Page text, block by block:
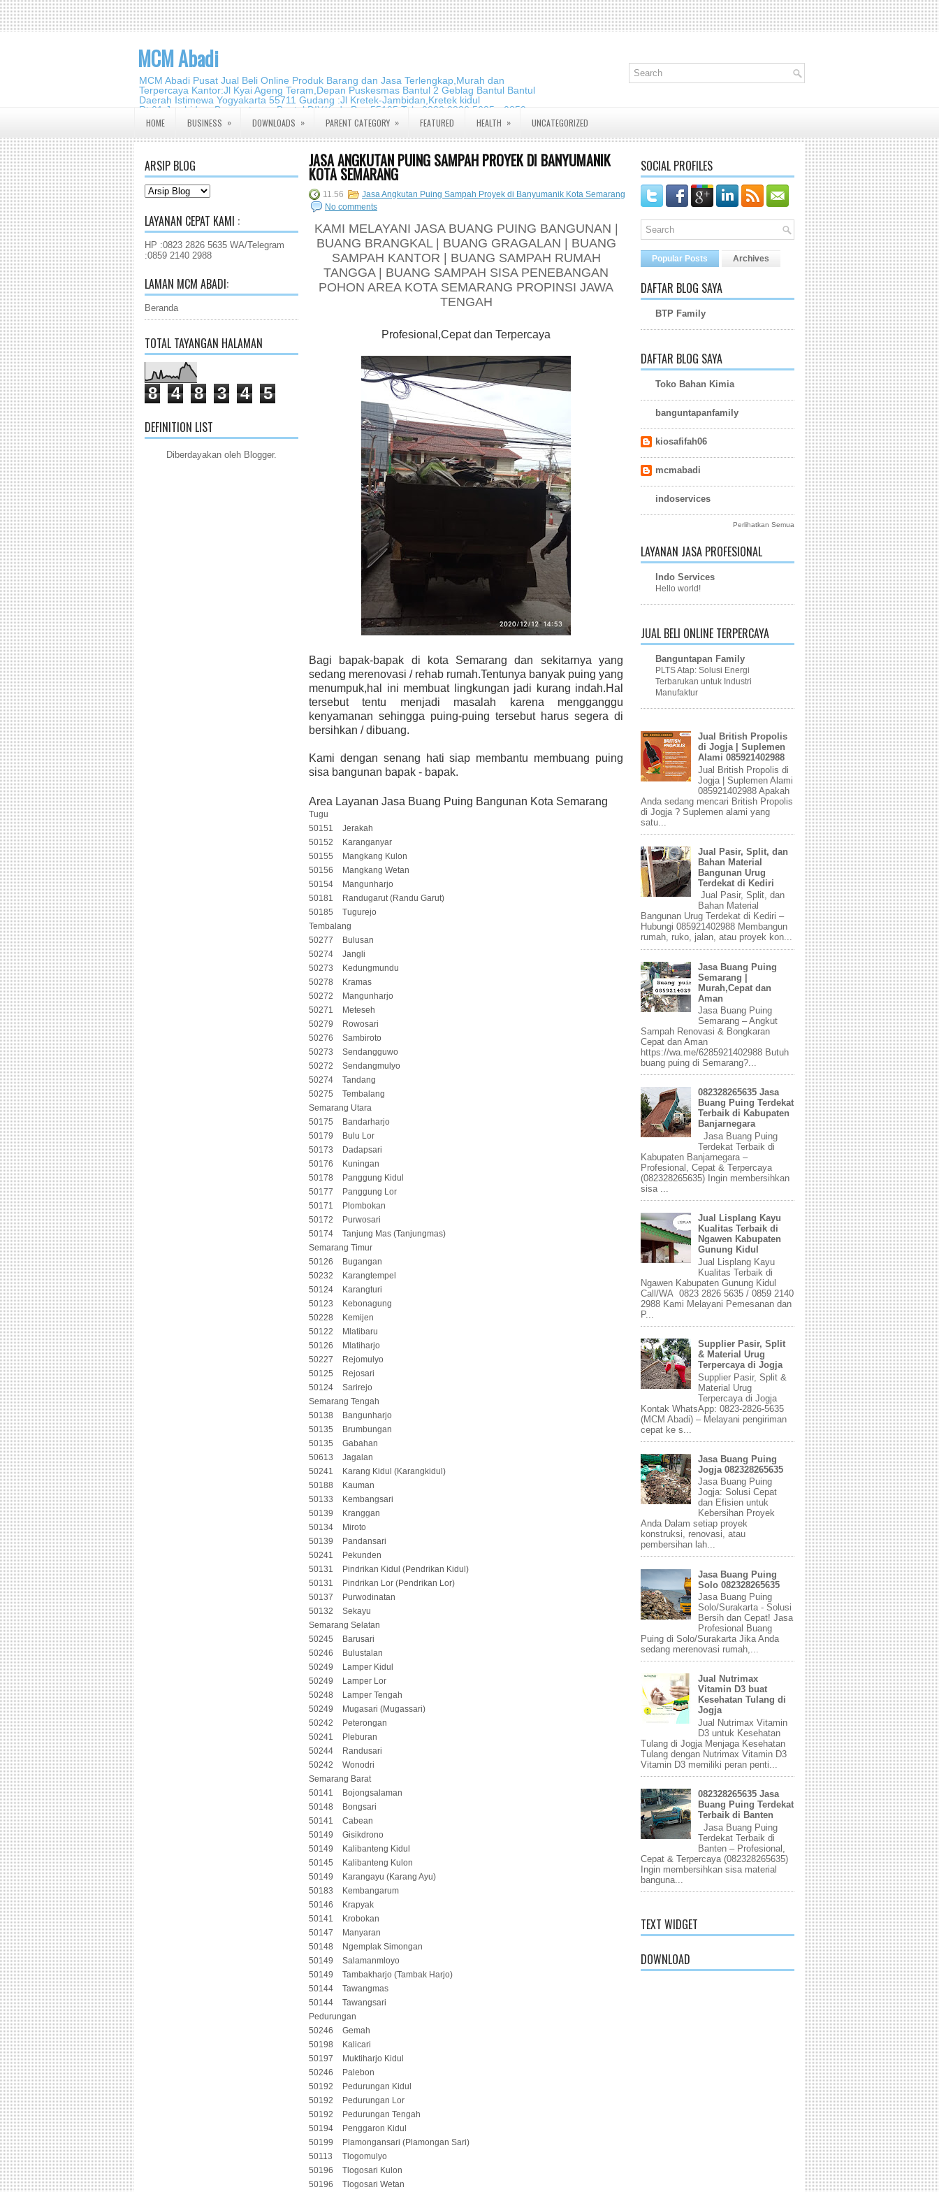
MCM Abadi
MCM Abadi Pusat Jual Beli Online Produk Barang dan Jasa Terlengkap,Murah dan
Terpercaya Kantor:Jl Kyai Ageng Teram,Depan Puskesmas Bantul 2 Geblag Bantul Bantul
Daerah Istimewa Yogyakarta 55711 Gudang :Jl Kretek-Jambidan,Kretek kidul
Rt.01,Jambidan, Banguntapan,Bantul,DIY.Kode Pos:55195 Telp:0823 2826 5635 - 0859
2140 2988
HOME BUSINESS » DOWNLOADS » PARENT CATEGORY » FEATURED HEALTH » UNCATEGORIZED
ARSIP BLOG
LAYANAN CEPAT KAMI :
HP :0823 2826 5635 WA/Telegram
:0859 2140 2988
LAMAN MCM ABADI:
Beranda
TOTAL TAYANGAN HALAMAN
8 4 8 3 4 5
DEFINITION LIST
Diberdayakan oleh Blogger.
JASA ANGKUTAN PUING SAMPAH PROYEK DI BANYUMANIK
KOTA SEMARANG
11.56
Jasa Angkutan Puing Sampah Proyek di Banyumanik Kota Semarang
No comments
KAMI MELAYANI JASA BUANG PUING BANGUNAN |
BUANG BRANGKAL | BUANG GRAGALAN | BUANG
SAMPAH KANTOR | BUANG SAMPAH RUMAH
TANGGA | BUANG SAMPAH SISA PENEBANGAN
POHON AREA KOTA SEMARANG PROPINSI JAWA
TENGAH
Profesional,Cepat dan Terpercaya
Bagi bapak-bapak di kota Semarang dan sekitarnya yang
sedang merenovasi / rehab rumah.Tentunya banyak puing yang
menumpuk,hal ini membuat lingkungan jadi kurang indah.Hal
tersebut tentu menjadi masalah karena mengganggu
kenyamanan sehingga puing-puing tersebut harus segera di
bersihkan / dibuang.
Kami dengan senang hati siap membantu membuang puing
sisa bangunan bapak - bapak.
Area Layanan Jasa Buang Puing Bangunan Kota Semarang
Tugu
50151
Jerakah
50152
Karanganyar
50155
Mangkang Kulon
50156
Mangkang Wetan
50154
Mangunharjo
50181
Randugarut (Randu Garut)
50185
Tugurejo
Tembalang
50277
Bulusan
50274
Jangli
50273
Kedungmundu
50278
Kramas
50272
Mangunharjo
50271
Meteseh
50279
Rowosari
50276
Sambiroto
50273
Sendangguwo
50272
Sendangmulyo
50274
Tandang
50275
Tembalang
Semarang Utara
50175
Bandarharjo
50179
Bulu Lor
50173
Dadapsari
50176
Kuningan
50178
Panggung Kidul
50177
Panggung Lor
50171
Plombokan
50172
Purwosari
50174
Tanjung Mas (Tanjungmas)
Semarang Timur
50126
Bugangan
50232
Karangtempel
50124
Karangturi
50123
Kebonagung
50228
Kemijen
50122
Mlatibaru
50126
Mlatiharjo
50227
Rejomulyo
50125
Rejosari
50124
Sarirejo
Semarang Tengah
50138
Bangunharjo
50135
Brumbungan
50135
Gabahan
50613
Jagalan
50241
Karang Kidul (Karangkidul)
50188
Kauman
50133
Kembangsari
50139
Kranggan
50134
Miroto
50139
Pandansari
50241
Pekunden
50131
Pindrikan Kidul (Pendrikan Kidul)
50131
Pindrikan Lor (Pendrikan Lor)
50137
Purwodinatan
50132
Sekayu
Semarang Selatan
50245
Barusari
50246
Bulustalan
50249
Lamper Kidul
50249
Lamper Lor
50248
Lamper Tengah
50249
Mugasari (Mugassari)
50242
Peterongan
50241
Pleburan
50244
Randusari
50242
Wonodri
Semarang Barat
50141
Bojongsalaman
50148
Bongsari
50141
Cabean
50149
Gisikdrono
50149
Kalibanteng Kidul
50145
Kalibanteng Kulon
50149
Karangayu (Karang Ayu)
50183
Kembangarum
50146
Krapyak
50141
Krobokan
50147
Manyaran
50148
Ngemplak Simongan
50149
Salamanmloyo
50149
Tambakharjo (Tambak Harjo)
50144
Tawangmas
50144
Tawangsari
Pedurungan
50246
Gemah
50198
Kalicari
50197
Muktiharjo Kidul
50246
Palebon
50192
Pedurungan Kidul
50192
Pedurungan Lor
50192
Pedurungan Tengah
50194
Penggaron Kidul
50199
Plamongansari (Plamongan Sari)
50113
Tlogomulyo
50196
Tlogosari Kulon
50196
Tlogosari Wetan
SOCIAL PROFILES
Popular Posts Archives
DAFTAR BLOG SAYA
BTP Family
DAFTAR BLOG SAYA
Toko Bahan Kimia
banguntapanfamily
kiosafifah06
mcmabadi
indoservices
Perlihatkan Semua
LAYANAN JASA PROFESIONAL
Indo Services
Hello world!
JUAL BELI ONLINE TERPERCAYA
Banguntapan Family
PLTS Atap: Solusi Energi
Terbarukan untuk Industri
Manufaktur
Jual British Propolis
di Jogja | Suplemen
Alami 085921402988
Jual British Propolis di
Jogja | Suplemen Alami
085921402988 Apakah
Anda sedang mencari British Propolis
di Jogja ? Suplemen alami yang
satu...
Jual Pasir, Split, dan
Bahan Material
Bangunan Urug
Terdekat di Kediri
Jual Pasir, Split, dan
Bahan Material
Bangunan Urug Terdekat di Kediri –
Hubungi 085921402988 Membangun
rumah, ruko, jalan, atau proyek kon...
Jasa Buang Puing
Semarang |
Murah,Cepat dan
Aman
Jasa Buang Puing
Semarang – Angkut
Sampah Renovasi & Bongkaran
Cepat dan Aman
https://wa.me/6285921402988 Butuh
buang puing di Semarang?...
082328265635 Jasa
Buang Puing Terdekat
Terbaik di Kabupaten
Banjarnegara
Jasa Buang Puing
Terdekat Terbaik di
Kabupaten Banjarnegara –
Profesional, Cepat & Terpercaya
(082328265635) Ingin membersihkan
sisa ...
Jual Lisplang Kayu
Kualitas Terbaik di
Ngawen Kabupaten
Gunung Kidul
Jual Lisplang Kayu
Kualitas Terbaik di
Ngawen Kabupaten Gunung Kidul
Call/WA 0823 2826 5635 / 0859 2140
2988 Kami Melayani Pemesanan dan
P...
Supplier Pasir, Split
& Material Urug
Terpercaya di Jogja
Supplier Pasir, Split &
Material Urug
Terpercaya di Jogja
Kontak WhatsApp: 0823-2826-5635
(MCM Abadi) – Melayani pengiriman
cepat ke s...
Jasa Buang Puing
Jogja 082328265635
Jasa Buang Puing
Jogja: Solusi Cepat
dan Efisien untuk
Kebersihan Proyek
Anda Dalam setiap proyek
konstruksi, renovasi, atau
pembersihan lah...
Jasa Buang Puing
Solo 082328265635
Jasa Buang Puing
Solo/Surakarta - Solusi
Bersih dan Cepat! Jasa
Profesional Buang
Puing di Solo/Surakarta Jika Anda
sedang merenovasi rumah,...
Jual Nutrimax
Vitamin D3 buat
Kesehatan Tulang di
Jogja
Jual Nutrimax Vitamin
D3 untuk Kesehatan
Tulang di Jogja Menjaga Kesehatan
Tulang dengan Nutrimax Vitamin D3
Vitamin D3 memiliki peran penti...
082328265635 Jasa
Buang Puing Terdekat
Terbaik di Banten
Jasa Buang Puing
Terdekat Terbaik di
Banten – Profesional,
Cepat & Terpercaya (082328265635)
Ingin membersihkan sisa material
banguna...
TEXT WIDGET
DOWNLOAD